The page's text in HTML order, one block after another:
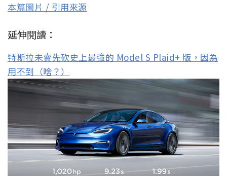
本篇圖片 / 引用來源
延伸閱讀：
特斯拉未賣先砍史上最強的 Model S Plaid+ 版，因為
用不到（啥？）